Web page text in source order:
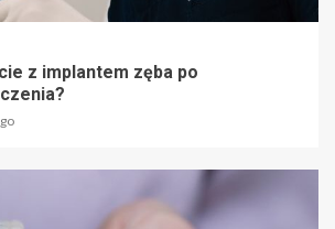
z implantem zęba po